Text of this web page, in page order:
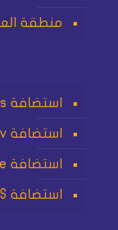
منطقة
استضافة 3stores
استضافة Nileserv
استضافة Yallapage
استضافة NS